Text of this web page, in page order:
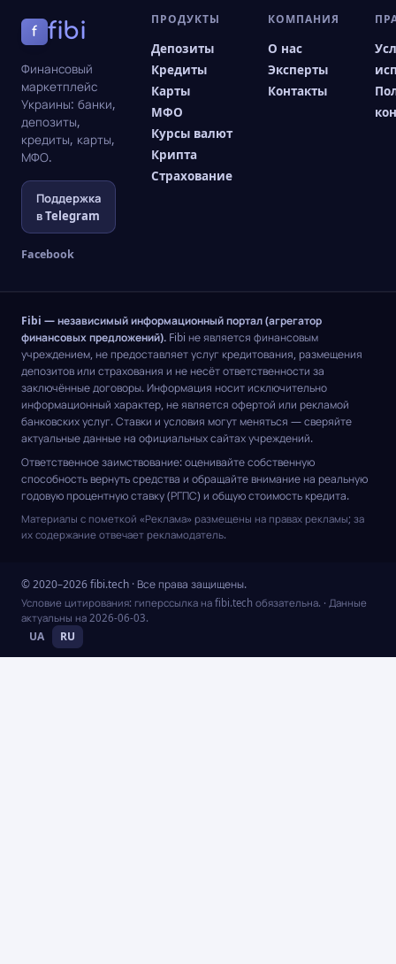
f fibi
Финансовый
маркетплейс
Украины: банки,
депозиты,
кредиты, карты,
МФО.
Поддержка
в Telegram
Facebook
ПРОДУКТЫ
Депозиты
Кредиты
Карты
МФО
Курсы валют
Крипта
Страхование
КОМПАНИЯ
О нас
Эксперты
Контакты
Fibi — независимый информационный портал (агрегатор
финансовых предложений). Fibi не является финансовым
учреждением, не предоставляет услуг кредитования, размещения
депозитов или страхования и не несёт ответственности за
заключённые договоры. Информация носит исключительно
информационный характер, не является офертой или рекламой
банковских услуг. Ставки и условия могут меняться — сверяйте
актуальные данные на официальных сайтах учреждений.
Ответственное заимствование: оценивайте собственную
способность вернуть средства и обращайте внимание на реальную
годовую процентную ставку (РГПС) и общую стоимость кредита.
Материалы с пометкой «Реклама» размещены на правах рекламы; за
их содержание отвечает рекламодатель.
© 2020–2026 fibi.tech · Все права защищены.
Условие цитирования: гиперссылка на fibi.tech обязательна. · Данные
актуальны на 2026-06-03.
UA RU